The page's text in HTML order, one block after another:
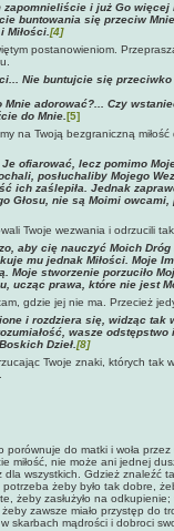
i już Go
buntowania się przeciw
Miłości. [4]
postanowieniom.
Nie buntujcie się
adorować?... Czy
do Mnie. [5]
na Twoją bezgraniczną
ofiarować, lecz pomimo
posłuchaliby Mojego
ich zaślepiła. Jednak
Głosu, nie są Moimi
Twoje wezwania i odrzucili tak
aby cię nauczyć Moich
mu jednak Miłości. Moje
stworzenie porzuciło
ucząc prawa, które nie jest
gdzie jej nie ma. Przecież
i rozdziera się, widząc tak
wasze odstępstwo
Dzieł. [8]
Twoje znaki, których tak
do matki i woła
miłość, nie może ani jednej
wszystkich. Gdzież znaleźć
potrzeba żeby było tak dobre,
żeby zasłużyło na
zawsze miało przystęp do
mądrości i dobroci